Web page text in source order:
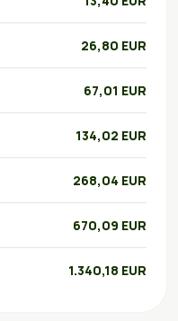
26,80 EUR
67,01 EUR
134,02 EUR
268,04 EUR
670,09 EUR
1.340,18 EUR